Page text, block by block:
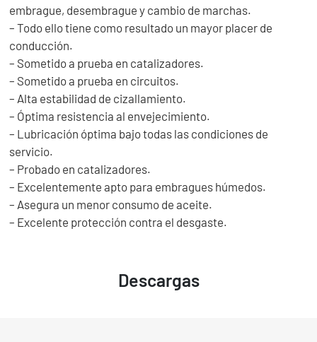
Descargas
embrague, desembrague y cambio de marchas.
– Todo ello tiene como resultado un mayor placer de
conducción.
– Sometido a prueba en catalizadores.
– Sometido a prueba en circuitos.
– Alta estabilidad de cizallamiento.
– Óptima resistencia al envejecimiento.
– Lubricación óptima bajo todas las condiciones de
servicio.
– Probado en catalizadores.
– Excelentemente apto para embragues húmedos.
– Asegura un menor consumo de aceite.
– Excelente protección contra el desgaste.